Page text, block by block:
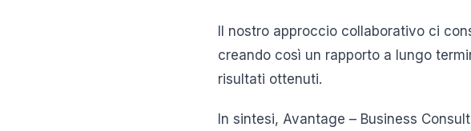
Il nostro approccio collaborativo ci
creando così un rapporto a lungo
risultati ottenuti.
In sintesi, Avantage – Business